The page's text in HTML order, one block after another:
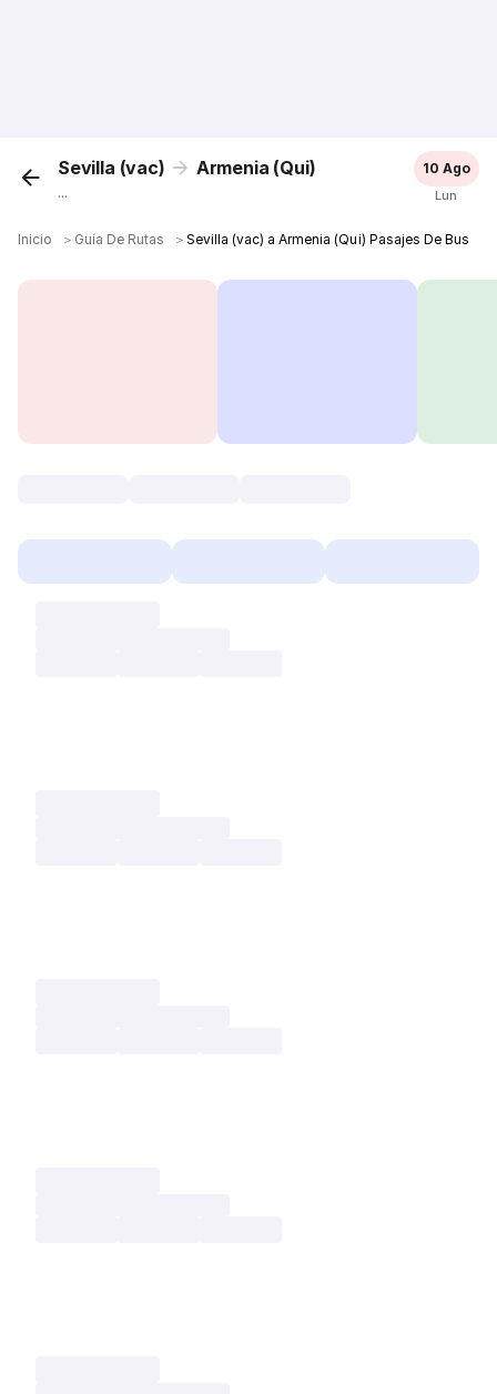
Sevilla (vac) Armenia (Qui)
...
10 Ago
Lun
Inicio ＞ Guía De Rutas ＞ Sevilla (vac) a Armenia (Qui) Pasajes De Bus